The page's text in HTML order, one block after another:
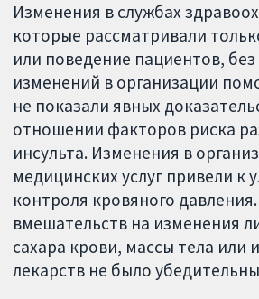
Изменения в службах
которые рассматривали
или поведение пациентов,
изменений в организации
не показали явных
отношении факторов риска
инсульта. Изменения в
медицинских услуг привели к
контроля кровяного
вмешательств на изменения
сахара крови, массы тела или
лекарств не было